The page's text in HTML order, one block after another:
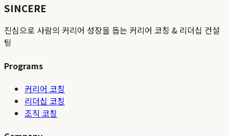
SINCERE
진심으로 사람의 커리어 성장을 돕는 커리어 코칭 & 리더십 컨설
팅
Programs
커리어 코칭
리더십 코칭
조직 코칭